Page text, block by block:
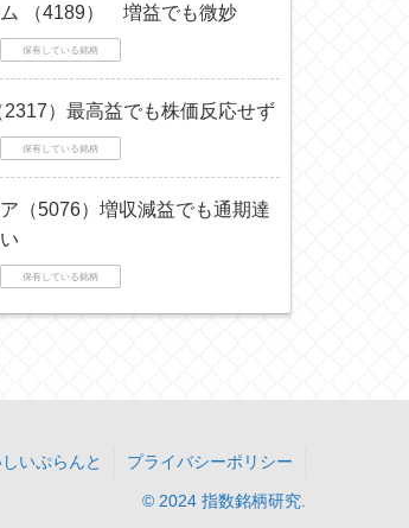
ム （4189） 増益でも微妙
保有している銘柄
2317）最高益でも株価反応せず
保有している銘柄
（5076）増収減益でも通期達
保有している銘柄
いぷらんと プライバシーポリシー
© 2024 指数銘柄研究.